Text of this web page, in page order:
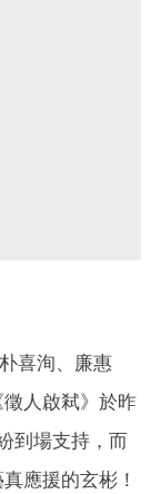
喜洵、廉惠
人啟弒》於昨
到場支持，而
應援的玄彬！